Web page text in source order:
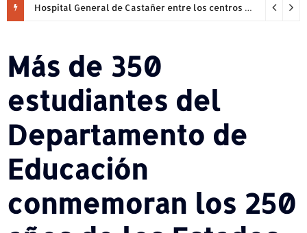
Hospital General de Castañer entre los centros de salud comunitarios con mejor desempeño clínico de Estados Unidos
Más de 350
estudiantes del
Departamento de
Educación
conmemoran los 250